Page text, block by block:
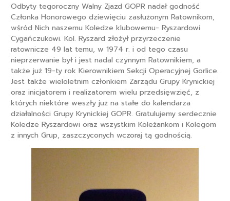
Odbyty tegoroczny Walny Zjazd GOPR nadał godność
Członka Honorowego dziewięciu zasłużonym Ratownikom,
wśród Nich naszemu Koledze klubowemu- Ryszardowi
Cygańczukowi. Kol. Ryszard złożył przyrzeczenie
ratownicze 49 lat temu, w 1974 r. i od tego czasu
nieprzerwanie był i jest nadal czynnym Ratownikiem, a
także już 19-ty rok Kierownikiem Sekcji Operacyjnej Gorlice.
Jest także wieloletnim członkiem Zarządu Grupy Krynickiej
oraz inicjatorem i realizatorem wielu przedsięwzięć, z
których niektóre weszły już na stałe do kalendarza
działalności Grupy Krynickiej GOPR. Gratulujemy serdecznie
Koledze Ryszardowi oraz wszystkim Koleżankom i Kolegom
z innych Grup, zaszczyconych wczoraj tą godnością.